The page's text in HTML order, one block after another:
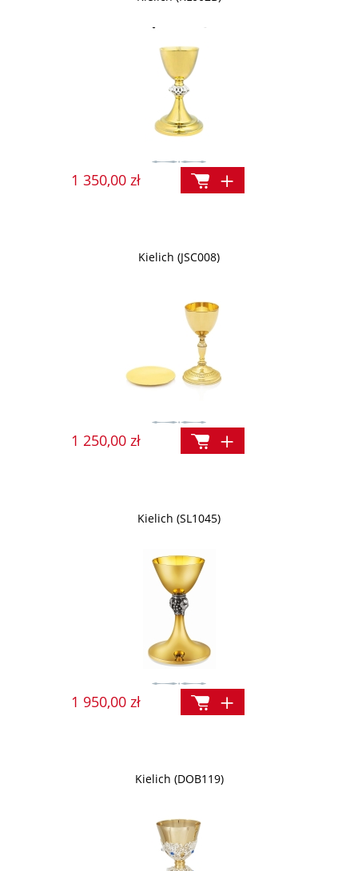
1 350,00 zł
Kielich (JSC008)
1 250,00 zł
Kielich (SL1045)
1 950,00 zł
Kielich (DOB119)